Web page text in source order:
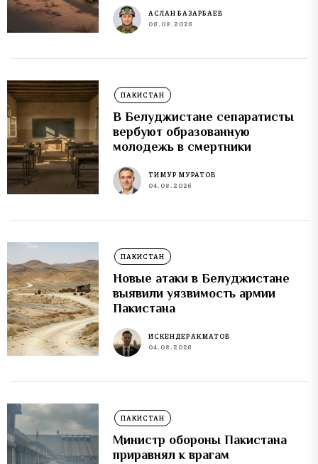
АСЛАН БАЗАРБАЕВ
06.08.2026
ПАКИСТАН
В Белуджистане сепаратисты
вербуют образованную
молодежь в смертники
ТИМУР МУРАТОВ
04.08.2026
ПАКИСТАН
Новые атаки в Белуджистане
выявили уязвимость армии
Пакистана
ИСКЕНДЕР АКМАТОВ
04.08.2026
ПАКИСТАН
Министр обороны Пакистана
приравнял к врагам